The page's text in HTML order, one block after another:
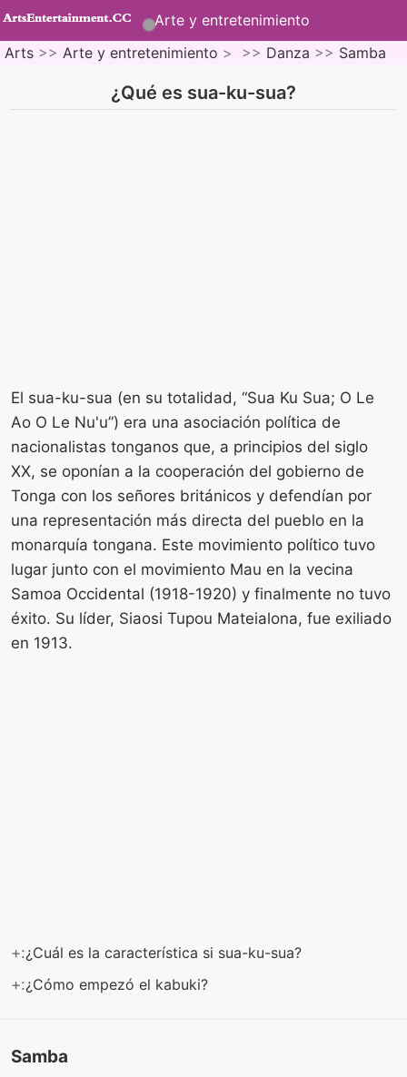
Arte y entretenimiento
Arts >> Arte y entretenimiento > >> Danza >> Samba
¿Qué es sua-ku-sua?
El sua-ku-sua (en su totalidad, “Sua Ku Sua; O Le
Ao O Le Nu'u”) era una asociación política de
nacionalistas tonganos que, a principios del siglo
XX, se oponían a la cooperación del gobierno de
Tonga con los señores británicos y defendían por
una representación más directa del pueblo en la
monarquía tongana. Este movimiento político tuvo
lugar junto con el movimiento Mau en la vecina
Samoa Occidental (1918-1920) y finalmente no tuvo
éxito. Su líder, Siaosi Tupou Mateialona, ​​fue exiliado
en 1913.
+:¿Cuál es la característica si sua-ku-sua?
+:¿Cómo empezó el kabuki?
Samba